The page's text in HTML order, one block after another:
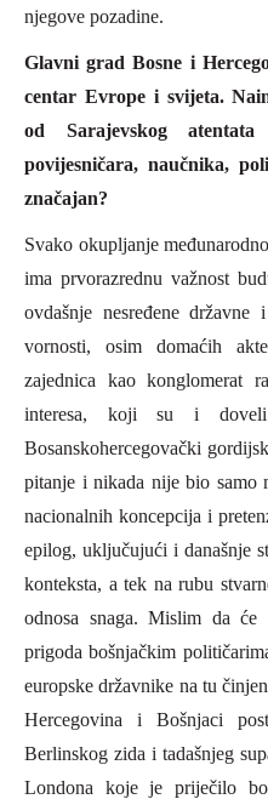
njegove pozadine.
Glavni grad Bosne i
centar Evrope i svijeta.
od Sarajevskog
povijesničara, naučnika,
značajan?
Svako okupljanje
ima prvorazrednu važnost
ovdašnje nesređene
vornosti, osim domaćih
zajednica kao konglomerat
interesa, koji su i
Bosanskohercegovački
pitanje i nikada nije bio samo
nacionalnih koncepcija i
epilog, uključujući i današnje
konteksta, a tek na rubu
odnosa snaga. Mislim da će
prigoda bošnjačkim
europske državnike na tu
Hercegovina i Bošnjaci
Berlinskog zida i tadašnjeg
Londona koje je priječilo